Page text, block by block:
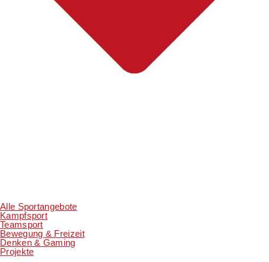
Alle Sportangebote
Kampfsport
Teamsport
Bewegung & Freizeit
Denken & Gaming
Projekte